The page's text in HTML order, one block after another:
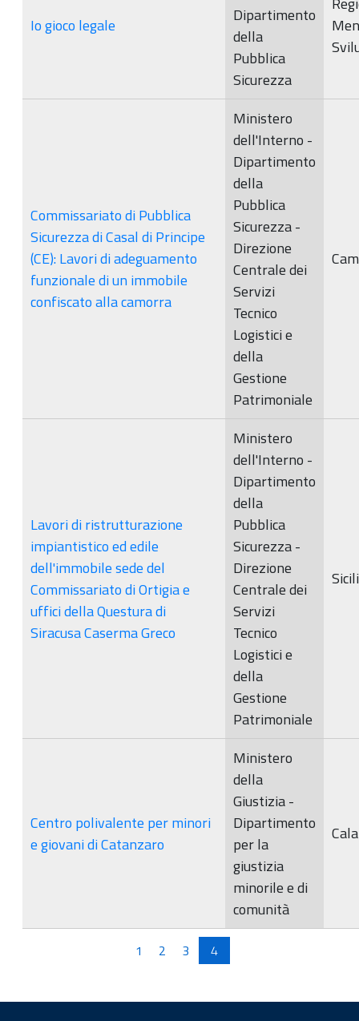
Io gioco legale
Dipartimento
della
Pubblica
Sicurezza
Commissariato di Pubblica
Sicurezza di Casal di Principe
(CE): Lavori di adeguamento
funzionale di un immobile
confiscato alla camorra
Ministero
dell'Interno -
Dipartimento
della
Pubblica
Sicurezza -
Direzione
Centrale dei
Servizi
Tecnico
Logistici e
della
Gestione
Patrimoniale
Lavori di ristrutturazione
impiantistico ed edile
dell'immobile sede del
Commissariato di Ortigia e
uffici della Questura di
Siracusa Caserma Greco
Ministero
dell'Interno -
Dipartimento
della
Pubblica
Sicurezza -
Direzione
Centrale dei
Servizi
Tecnico
Logistici e
della
Gestione
Patrimoniale
Centro polivalente per minori
e giovani di Catanzaro
Ministero
della
Giustizia -
Dipartimento
per la
giustizia
minorile e di
comunità
1 2 3 4